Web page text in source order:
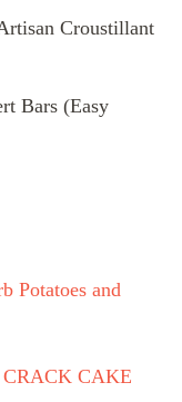
Croustillant
Bars (Easy
Potatoes and
CAKE